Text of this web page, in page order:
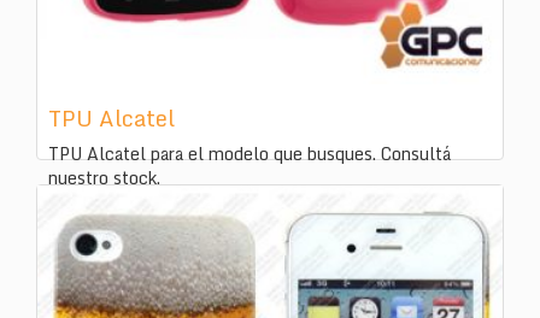
TPU Alcatel
TPU Alcatel para el modelo que busques. Consultá
nuestro stock.
ID:392